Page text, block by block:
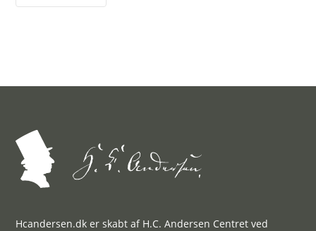
Hcandersen.dk er skabt af H.C. Andersen Centret ved